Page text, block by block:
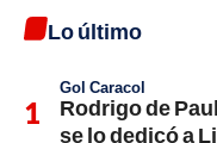
Lo último
Gol Caracol
Rodrigo de
se lo dedicó a